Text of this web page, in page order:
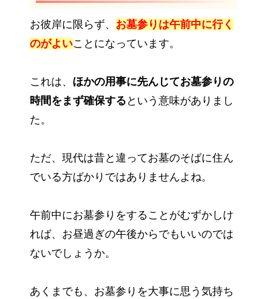
お彼岸に限らず、 お墓参りは午前中に行く
のがよいことになっています。
これは、 ほかの用事に先んじてお墓参りの
時間をまず確保する という意味がありまし
た。
ただ、現代は昔と違ってお墓のそばに住ん
でいる方ばかりではありませんよね。
午前中にお墓参りをすることがむずかしけ
れば、お昼過ぎの午後からでもいいのでは
ないでしょうか。
あくまでも、お墓参りを大事に思う気持ち